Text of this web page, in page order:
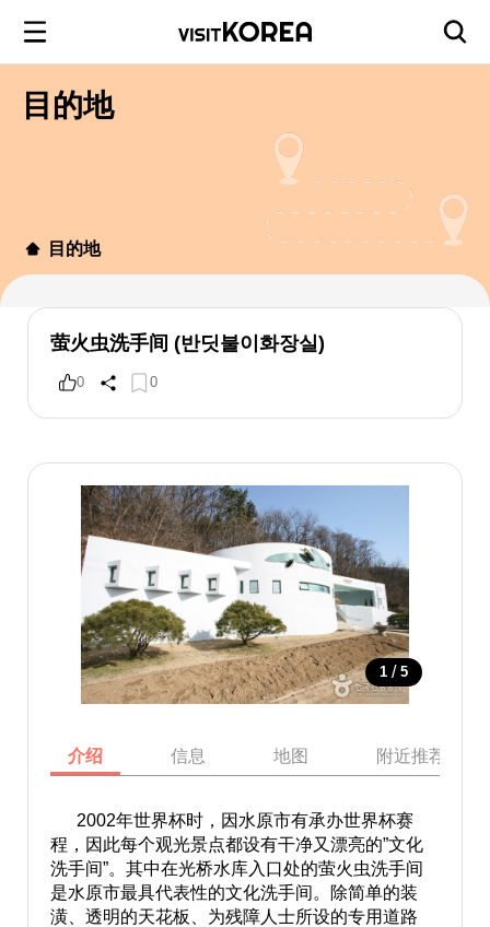
目的地
目的地
萤火虫洗手间 (반딧불이화장실)
0 0
1 / 5
介绍 信息 地图 附近推荐景点
2002年世界杯时，因水原市有承办世界杯赛
程，因此每个观光景点都设有干净又漂亮的”文化
洗手间”。其中在光桥水库入口处的萤火虫洗手间
是水原市最具代表性的文化洗手间。除简单的装
潢、透明的天花板、为残障人士所设的专用道路